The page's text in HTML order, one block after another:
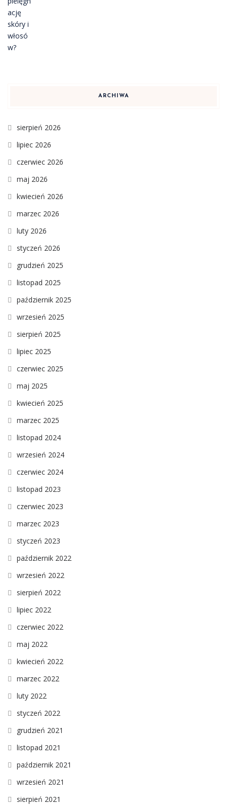
ARCHIWA
sierpień 2026
lipiec 2026
czerwiec 2026
maj 2026
kwiecień 2026
marzec 2026
luty 2026
styczeń 2026
grudzień 2025
listopad 2025
październik 2025
wrzesień 2025
sierpień 2025
lipiec 2025
czerwiec 2025
maj 2025
kwiecień 2025
marzec 2025
listopad 2024
wrzesień 2024
czerwiec 2024
listopad 2023
czerwiec 2023
marzec 2023
styczeń 2023
październik 2022
wrzesień 2022
sierpień 2022
lipiec 2022
czerwiec 2022
maj 2022
kwiecień 2022
marzec 2022
luty 2022
styczeń 2022
grudzień 2021
listopad 2021
październik 2021
wrzesień 2021
sierpień 2021